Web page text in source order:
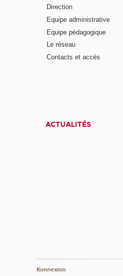
Direction
Equipe administrative
Equipe pédagogique
Le réseau
Contacts et accès
ACTUALITÉS
Konnexion